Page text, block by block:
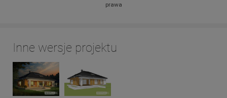
prawa
Inne wersje projektu